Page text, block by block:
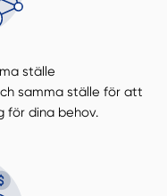
ställe
samma ställe för att
dina behov.